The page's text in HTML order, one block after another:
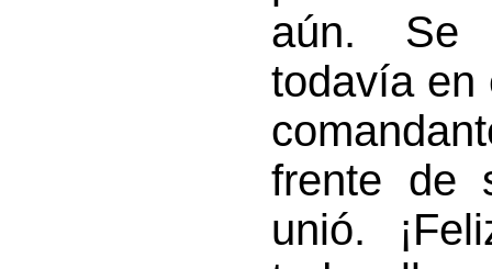
aún. Se
todavía en
frente de
unió.